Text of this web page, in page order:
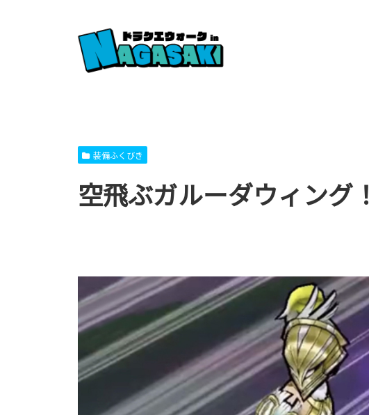
装備ふくびき
空飛ぶガルーダウィング！